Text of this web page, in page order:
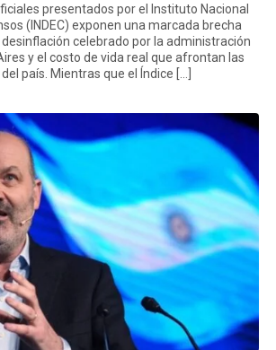
presentados por el Instituto Nacional
(INDEC) exponen una marcada brecha
celebrado por la administración
y el costo de vida real que afrontan las
país. Mientras que el Índice […]